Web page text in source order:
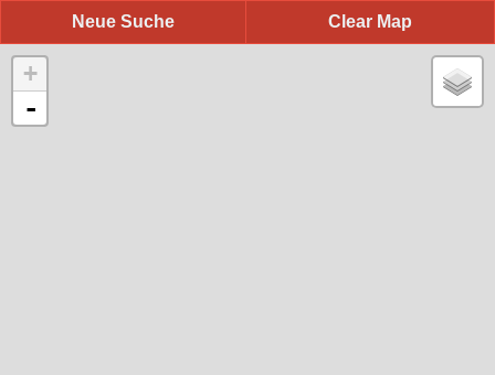
Clear Map
Neue Suche
+
-